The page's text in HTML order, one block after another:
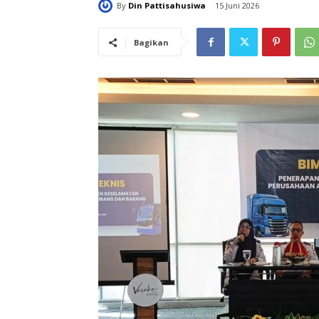
By Din Pattisahusiwa 15 Juni 2026
Bagikan